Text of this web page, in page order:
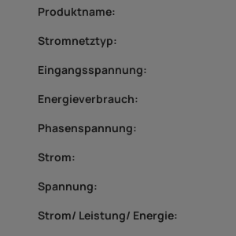
Produktname:
Stromnetztyp:
Eingangsspannung:
Energieverbrauch:
Phasenspannung:
Strom:
Spannung:
Strom/ Leistung/ Energie: